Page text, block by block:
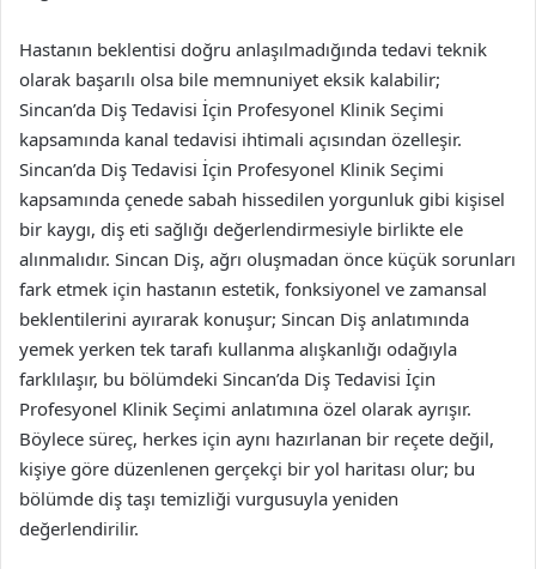
Hastanın beklentisi doğru anlaşılmadığında tedavi teknik
olarak başarılı olsa bile memnuniyet eksik kalabilir;
Sincan’da Diş Tedavisi İçin Profesyonel Klinik Seçimi
kapsamında kanal tedavisi ihtimali açısından özelleşir.
Sincan’da Diş Tedavisi İçin Profesyonel Klinik Seçimi
kapsamında çenede sabah hissedilen yorgunluk gibi kişisel
bir kaygı, diş eti sağlığı değerlendirmesiyle birlikte ele
alınmalıdır. Sincan Diş, ağrı oluşmadan önce küçük sorunları
fark etmek için hastanın estetik, fonksiyonel ve zamansal
beklentilerini ayırarak konuşur; Sincan Diş anlatımında
yemek yerken tek tarafı kullanma alışkanlığı odağıyla
farklılaşır, bu bölümdeki Sincan’da Diş Tedavisi İçin
Profesyonel Klinik Seçimi anlatımına özel olarak ayrışır.
Böylece süreç, herkes için aynı hazırlanan bir reçete değil,
kişiye göre düzenlenen gerçekçi bir yol haritası olur; bu
bölümde diş taşı temizliği vurgusuyla yeniden
değerlendirilir.